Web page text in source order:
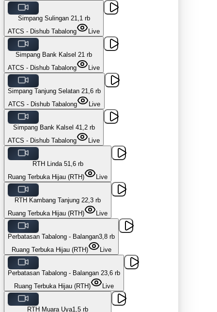
Simpang Sulingan 21,1 rb
ATCS - Dishub Tabalong
Live
Simpang Bank Kalsel 21 rb
ATCS - Dishub Tabalong
Live
Simpang Tanjung Selatan 21,6 rb
ATCS - Dishub Tabalong
Live
Simpang Bank Kalsel 41,2 rb
ATCS - Dishub Tabalong
Live
RTH Linda 51,6 rb
Ruang Terbuka Hijau (RTH)
Live
RTH Kambang Tanjung 22,3 rb
Ruang Terbuka Hijau (RTH)
Live
Perbatasan Tabalong - Balangan3,8 rb
Ruang Terbuka Hijau (RTH)
Live
Perbatasan Tabalong - Balangan 23,6 rb
Ruang Terbuka Hijau (RTH)
Live
RTH Muara Uya1,5 rb